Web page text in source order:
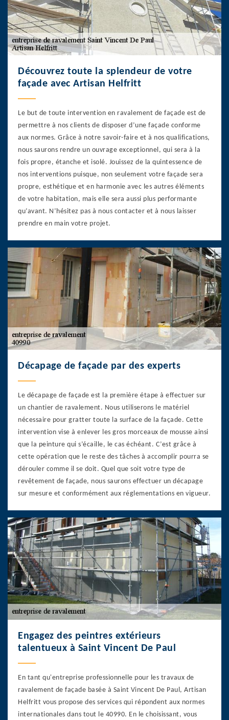
Découvrez toute la splendeur de votre
façade avec Artisan Helfritt
Le but de toute intervention en ravalement de façade est de
permettre à nos clients de disposer d’une façade conforme
aux normes. Grâce à notre savoir-faire et à nos qualifications,
nous saurons rendre un ouvrage exceptionnel, qui sera à la
fois propre, étanche et isolé. Jouissez de la quintessence de
nos interventions puisque, non seulement votre façade sera
propre, esthétique et en harmonie avec les autres éléments
de votre habitation, mais elle sera aussi plus performante
qu’avant. N’hésitez pas à nous contacter et à nous laisser
prendre en main votre projet.
Décapage de façade par des experts
Le décapage de façade est la première étape à effectuer sur
un chantier de ravalement. Nous utiliserons le matériel
nécessaire pour gratter toute la surface de la façade. Cette
intervention vise à enlever les gros morceaux de mousse ainsi
que la peinture qui s’écaille, le cas échéant. C’est grâce à
cette opération que le reste des tâches à accomplir pourra se
dérouler comme il se doit. Quel que soit votre type de
revêtement de façade, nous saurons effectuer un décapage
sur mesure et conformément aux réglementations en vigueur.
Engagez des peintres extérieurs
talentueux à Saint Vincent De Paul
En tant qu'entreprise professionnelle pour les travaux de
ravalement de façade basée à Saint Vincent De Paul, Artisan
Helfritt vous propose des services qui répondent aux normes
internationales dans tout le 40990. En le choisissant, vous